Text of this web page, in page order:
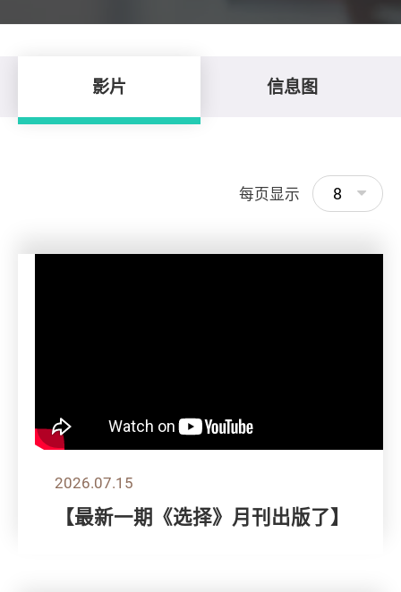
影片 信息图
每页显示 8
2026.07.15
【最新一期《选择》月刊出版了】